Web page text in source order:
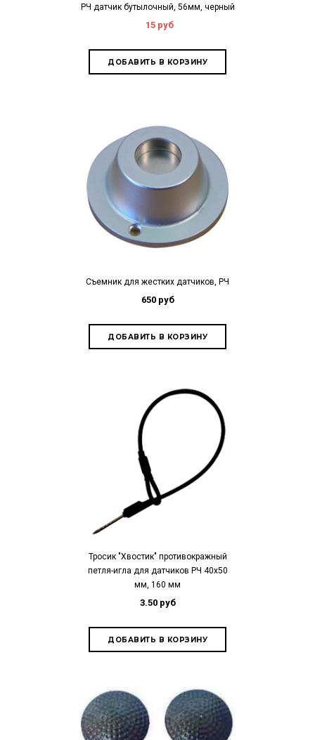
РЧ датчик бутылочный, 56мм, черный
15 руб
Съемник для жестких датчиков, РЧ
650 руб
Тросик "Хвостик" противокражный
петля-игла для датчиков РЧ 40х50
мм, 160 мм
3.50 руб